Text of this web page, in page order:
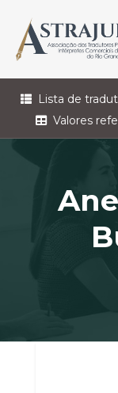
Lista de
Valores